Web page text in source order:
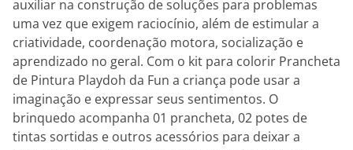
auxiliar na construção de soluções para problemas
uma vez que exigem raciocínio, além de estimular a
criatividade, coordenação motora, socialização e
aprendizado no geral. Com o kit para colorir Prancheta
de Pintura Playdoh da Fun a criança pode usar a
imaginação e expressar seus sentimentos. O
brinquedo acompanha 01 prancheta, 02 potes de
tintas sortidas e outros acessórios para deixar a